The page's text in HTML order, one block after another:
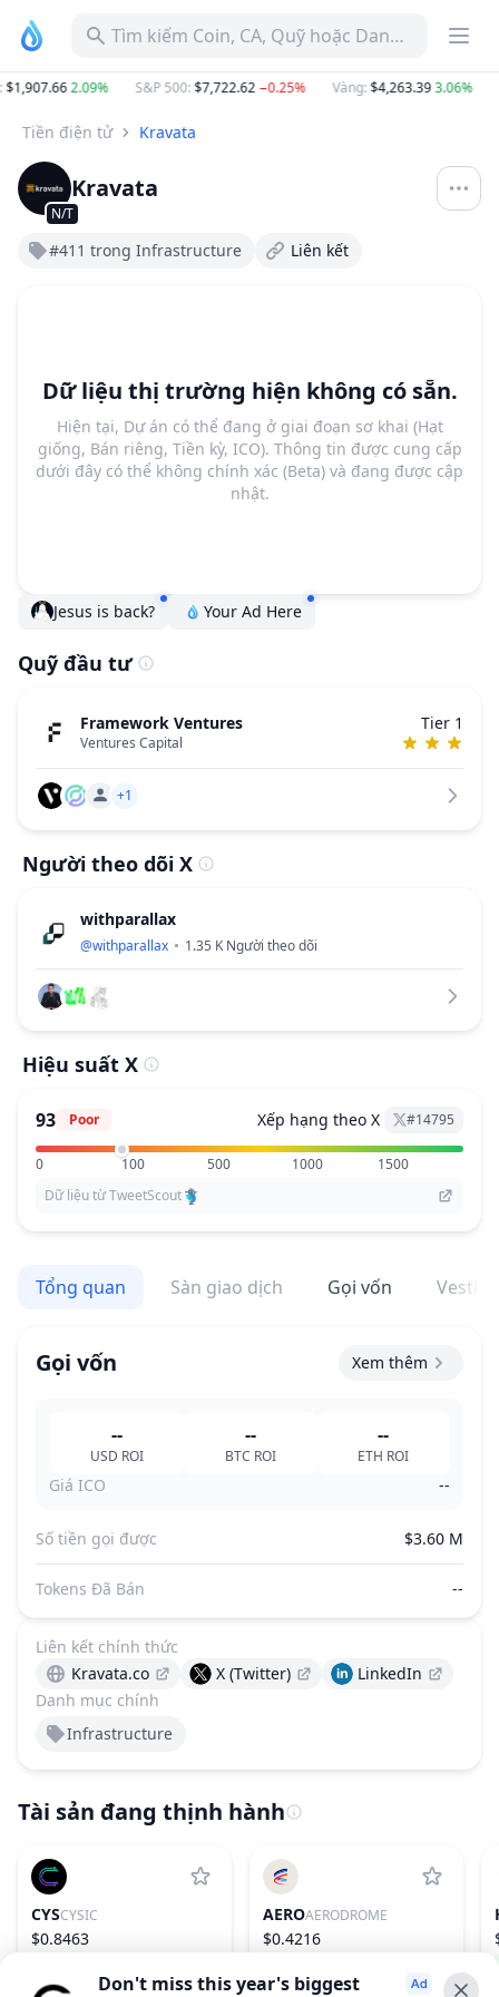
Tìm kiếm Coin, CA, Quỹ hoặc Danh mục
$1,907.662.09% S&P 500:$7,722.62−0.25% Vàng:$4,263.393.06%
Tiền điện tử Kravata
N/T
Kravata
#411 trong Infrastructure Liên kết
Dữ liệu thị trường hiện không có sẵn.
Hiện tại, Dự án có thể đang ở giai đoạn sơ khai (Hạt
giống, Bán riêng, Tiền kỳ, ICO). Thông tin được cung cấp
dưới đây có thể không chính xác (Beta) và đang được cập
nhật.
Jesus is back? Your Ad Here
Quỹ đầu tư
Framework Ventures
Ventures Capital
Tier 1
+1
Người theo dõi X
withparallax
@withparallax 1.35 K Người theo dõi
Hiệu suất X
93 Poor Xếp hạng theo X #14795
0 100 500 1000
1500
Dữ liệu từ TweetScout
Tổng quan Sàn giao dịch Gọi vốn Vesting
Gọi vốn Xem thêm
--
USD ROI
--
BTC ROI
--
ETH ROI
Giá ICO --
Số tiền gọi được $3.60 M
Tokens Đã Bán --
Danh mục chính
Infrastructure
Liên kết chính thức
Kravata.co
X (Twitter) LinkedIn
Tài sản đang thịnh hành
CYSCYSIC
$0.8463
AEROAERODROME
$0.4216
Don't miss this year's biggest